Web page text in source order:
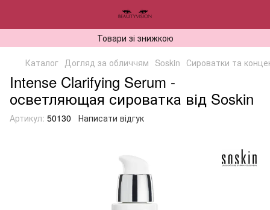
Товари зі знижкою
Каталог Догляд за обличчям Soskin Сироватки та
Intense Clarifying Serum -
осветляющая сироватка від Soskin
Артикул: 50130 Написати відгук